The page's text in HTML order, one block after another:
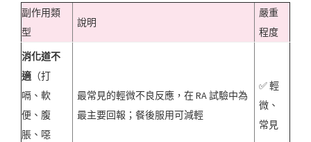
副作用類
型
說明
嚴重
程度
消化道不
適 （打
嗝、軟
便、腹
脹、噁
最常見的輕微不良反應，在 RA 試驗中為
最主要回報；餐後服用可減輕
✅ 輕
微、
常見